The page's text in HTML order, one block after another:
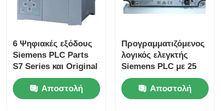
Επισκέψεις στο εργοστάσιο
Έλεγχος Ποιότητας
Επικοινωνήστε μαζί μας
Ζητήστε Προσφορά
6 Ψηφιακές εξόδους
Siemens PLC Parts
S7 Series και Original
για την απόδοση
Αποστολή
Προγραμματιζόμενος
λογικός ελεγκτής
Siemens PLC με 25
Ns/step CPU
ταχύτητα και 2
αναλογικές εισόδους
Αποστολή